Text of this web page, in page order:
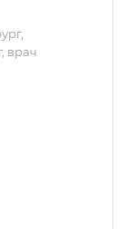
врач